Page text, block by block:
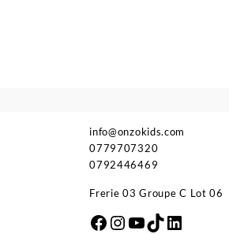
info@onzokids.com
0779707320
0792446469
Frerie 03 Groupe C Lot 06
Facebook
Instagram
YouTube
TikTok
LinkedIn